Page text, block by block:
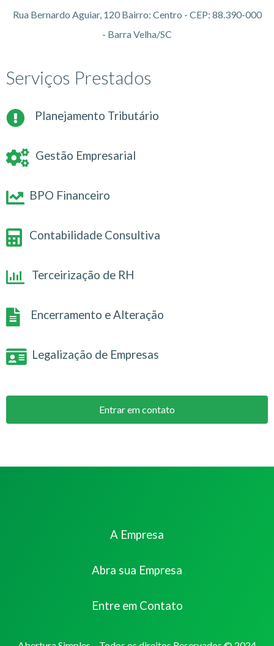
Rua Bernardo Aguiar, 120 Bairro: Centro - CEP: 88.390-000
- Barra Velha/SC
Serviços Prestados
Planejamento Tributário
Gestão Empresarial
BPO Financeiro
Contabilidade Consultiva
Terceirização de RH
Encerramento e Alteração
Legalização de Empresas
Entrar em contato
A Empresa
Abra sua Empresa
Entre em Contato